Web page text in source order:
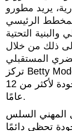
يريد مطورو
الرئيسي
التحتية
ذلك من خلال
تركز Betty Models على تخصيص نماذج
المخططات الرئيسية عالية الجودة لأكثر من 12
عامًا.
المهني السلس
تحظى دائمًا